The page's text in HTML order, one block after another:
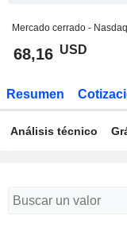
Mercado cerrado - Nasdaq
68,16 USD
Resumen
Análisis técnico